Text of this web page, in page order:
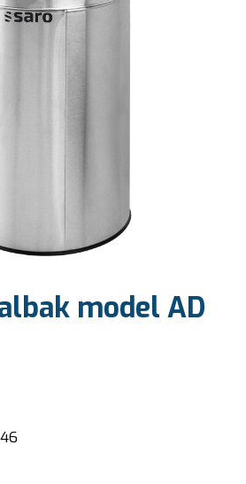
model AD